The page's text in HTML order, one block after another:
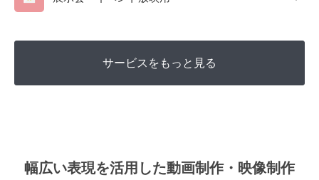
サービスをもっと見る
幅広い表現を活用した動画制作・映像制作